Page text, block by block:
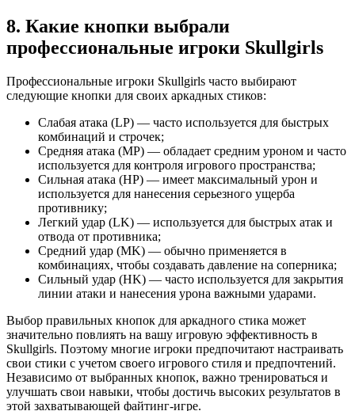
8. Какие кнопки выбрали
профессиональные игроки Skullgirls
Профессиональные игроки Skullgirls часто выбирают
следующие кнопки для своих аркадных стиков:
Слабая атака (LP) — часто используется для быстрых
комбинаций и строчек;
Средняя атака (MP) — обладает средним уроном и часто
используется для контроля игрового пространства;
Сильная атака (HP) — имеет максимальный урон и
используется для нанесения серьезного ущерба
противнику;
Легкий удар (LK) — используется для быстрых атак и
отвода от противника;
Средний удар (MK) — обычно применяется в
комбинациях, чтобы создавать давление на соперника;
Сильный удар (HK) — часто используется для закрытия
линии атаки и нанесения урона важными ударами.
Выбор правильных кнопок для аркадного стика может
значительно повлиять на вашу игровую эффективность в
Skullgirls. Поэтому многие игроки предпочитают настраивать
свои стики с учетом своего игрового стиля и предпочтений.
Независимо от выбранных кнопок, важно тренироваться и
улучшать свои навыки, чтобы достичь высоких результатов в
этой захватывающей файтинг-игре.